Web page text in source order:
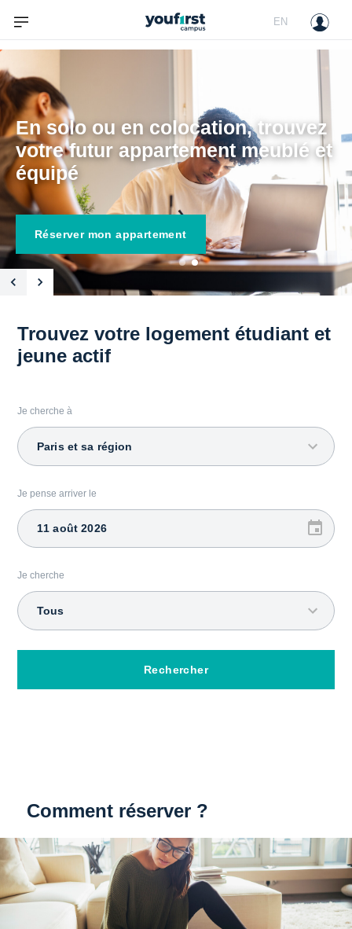
EN
En solo ou en colocation, trouvez
votre futur appartement meublé et
équipé
Réserver mon appartement
Trouvez votre logement étudiant et
jeune actif
Je cherche à
Paris et sa région
Je pense arriver le
Je cherche
Tous
Rechercher
Comment réserver ?